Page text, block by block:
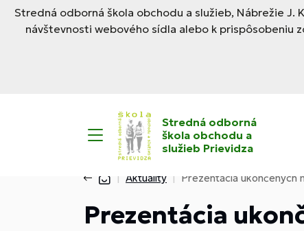
Stredná odborná škola obchodu a služieb, Nábrežie J.
návštevnosti webového sídla alebo k prispôsobeniu
Stredná odborná
škola obchodu a
služieb Prievidza
Aktuality Prezentácia ukončených
Prezentácia